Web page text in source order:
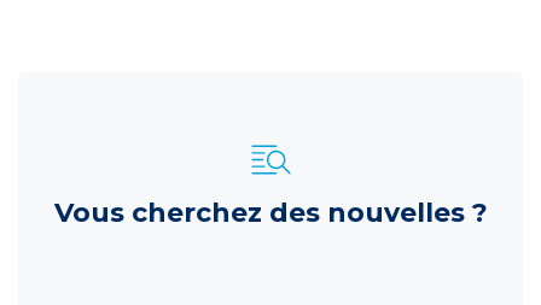
Vous cherchez des nouvelles ?